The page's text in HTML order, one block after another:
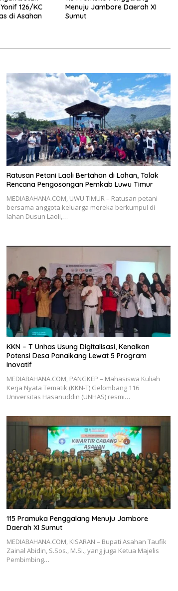
126/KC
di Asahan
Menuju Jambore Daerah XI
Sumut
Ratusan Petani Laoli Bertahan di Lahan, Tolak
Rencana Pengosongan Pemkab Luwu Timur
MEDIABAHANA.COM, UWU TIMUR – Ratusan petani
bersama anggota keluarga mereka berkumpul di
lahan Dusun Laoli,…
KKN – T Unhas Usung Digitalisasi, Kenalkan
Potensi Desa Panaikang Lewat 5 Program
Inovatif
MEDIABAHANA.COM, PANGKEP – Mahasiswa Kuliah
Kerja Nyata Tematik (KKN-T) Gelombang 116
Universitas Hasanuddin (UNHAS) resmi…
115 Pramuka Penggalang Menuju Jambore
Daerah XI Sumut
MEDIABAHANA.COM, KISARAN – Bupati Asahan Taufik
Zainal Abidin, S.Sos., M.Si., yang juga Ketua Majelis
Pembimbing…